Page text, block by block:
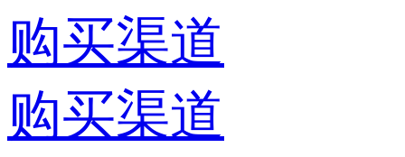
购买渠道
购买渠道